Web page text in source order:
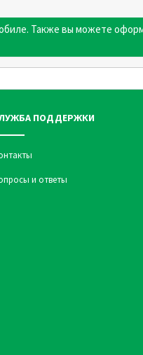
Также вы можете
ПОДДЕРЖКИ
и ответы